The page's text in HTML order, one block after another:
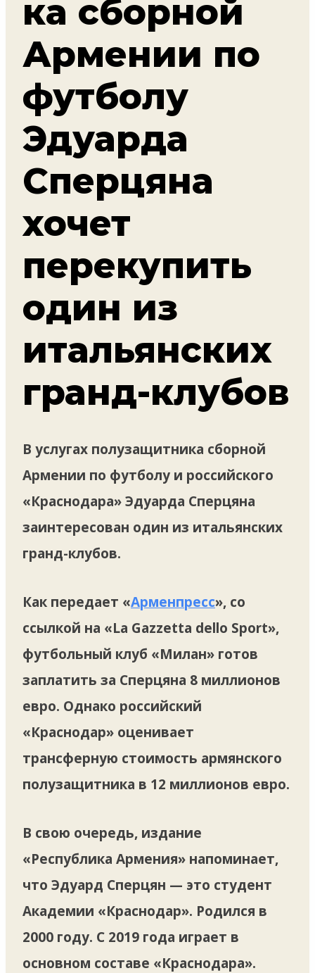
ка сборной
Армении по
футболу
Эдуарда
Сперцяна
хочет
перекупить
один из
итальянских
гранд-клубов
В услугах полузащитника сборной
Армении по футболу и российского
«Краснодара» Эдуарда Сперцяна
заинтересован один из итальянских
гранд-клубов.
Как передает «Арменпресс», со
ссылкой на «La Gazzetta dello Sport»,
футбольный клуб «Милан» готов
заплатить за Сперцяна 8 миллионов
евро. Однако российский
«Краснодар» оценивает
трансферную стоимость армянского
полузащитника в 12 миллионов евро.
В свою очередь, издание
«Республика Армения» напоминает,
что Эдуард Сперцян — это студент
Академии «Краснодар». Родился в
2000 году. С 2019 года играет в
основном составе «Краснодара».